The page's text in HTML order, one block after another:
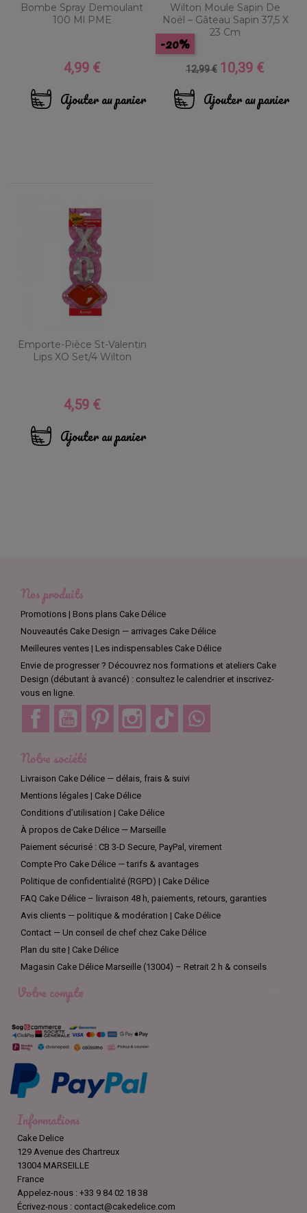
Bombe Spray Demoulant
100 Ml PME
Prix
4,99 €
Ajouter au panier
Wilton Moule Sapin De
Noël – Gâteau Sapin 37,5 X
23 Cm
Prix
base
12,99 €
-20%
Prix
10,39 €
Ajouter au panier
Emporte-Pièce St-Valentin
Lips XO Set/4 Wilton
Prix
4,59 €
Ajouter au panier
Nos produits
Promotions | Bons plans Cake Délice
Nouveautés Cake Design — arrivages Cake Délice
Meilleures ventes | Les indispensables Cake Délice
Envie de progresser ? Découvrez nos formations et ateliers Cake
Design (débutant à avancé) : consultez le calendrier et inscrivez-
vous en ligne.
Facebook YouTube Pinterest Instagram TikTok
Notre société
Livraison Cake Délice — délais, frais & suivi
Mentions légales | Cake Délice
Conditions d’utilisation | Cake Délice
À propos de Cake Délice — Marseille
Paiement sécurisé : CB 3-D Secure, PayPal, virement
Compte Pro Cake Délice — tarifs & avantages
Politique de confidentialité (RGPD) | Cake Délice
FAQ Cake Délice – livraison 48 h, paiements, retours, garanties
Avis clients — politique & modération | Cake Délice
Contact — Un conseil de chef chez Cake Délice
Plan du site | Cake Délice
Magasin Cake Délice Marseille (13004) – Retrait 2 h & conseils
Votre compte
Informations
Cake Delice
129 Avenue des Chartreux
13004 MARSEILLE
France
Appelez-nous : +33 9 84 02 18 38
Écrivez-nous : contact@cakedelice.com